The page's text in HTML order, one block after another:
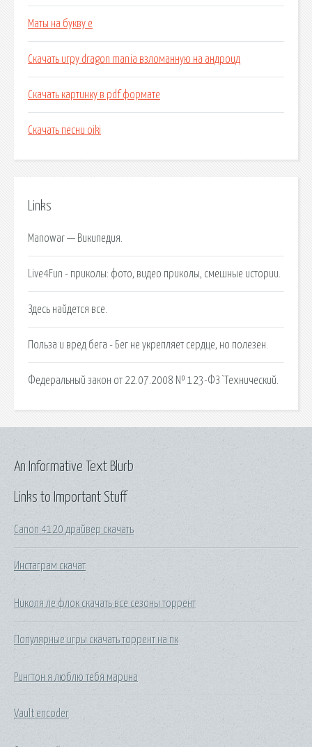
Маты на букву е
Скачать игру dragon mania взломанную на андроид
Скачать картинку в pdf формате
Скачать песни oiki
Links
Manowar — Википедия.
Live4Fun - приколы: фото, видео приколы, смешные истории.
Здесь найдется все.
Польза и вред бега - Бег не укрепляет сердце, но полезен.
Федеральный закон от 22.07.2008 № 123-ФЗ `Технический.
Links to Important Stuff
Canon 4120 драйвер скачать
Инстаграм скачат
Николя ле флок скачать все сезоны торрент
Популярные игры скачать торрент на пк
Рингтон я люблю тебя марина
Vault encoder
An Informative Text Blurb